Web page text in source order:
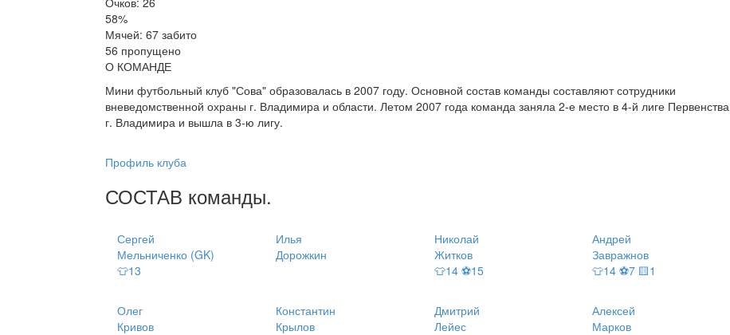
58%
Мячей: 67 забито
56 пропущено
О КОМАНДЕ
Мини футбольный клуб "Сова" образовалась в 2007 году. Основной состав команды составляют сотрудники
вневедомственной охраны г. Владимира и области. Летом 2007 года команда заняла 2-е место в 4-й лиге Первенства
г. Владимира и вышла в 3-ю лигу.
Профиль клуба
СОСТАВ команды.
Сергей
Мельниченко (GK)
👕13
Илья
Дорожкин
Николай
Житков
👕14 ⚽15
Андрей
Завражнов
👕14 ⚽7 🟨1
Олег
Кривов
Константин
Крылов
Дмитрий
Лейес
Алексей
Марков